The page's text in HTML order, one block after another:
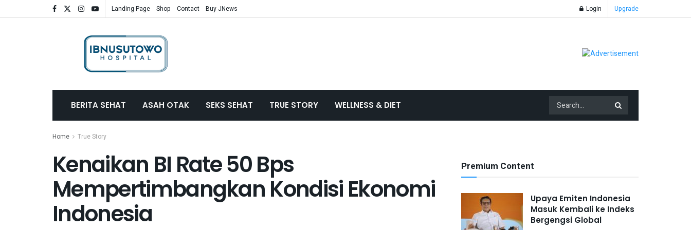
Landing Page Shop Contact Buy JNews Login Upgrade
BERITA SEHAT ASAH OTAK SEKS SEHAT TRUE STORY WELLNESS & DIET
Home True Story
Kenaikan BI Rate 50 Bps
Mempertimbangkan Kondisi Ekonomi
Indonesia
Premium Content
Upaya Emiten Indonesia
Masuk Kembali ke Indeks
Bergengsi Global